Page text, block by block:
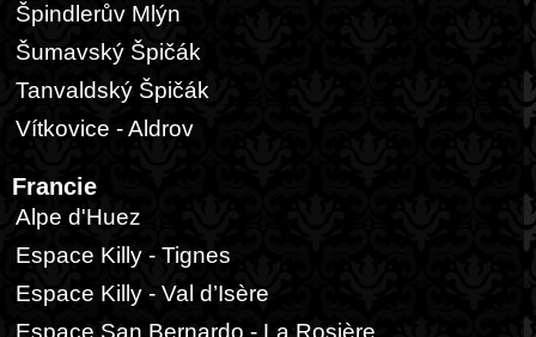
Špindlerův Mlýn
Šumavský Špičák
Tanvaldský Špičák
Vítkovice - Aldrov
Francie
Alpe d'Huez
Espace Killy - Tignes
Espace Killy - Val d’Isère
Espace San Bernardo - La Rosière